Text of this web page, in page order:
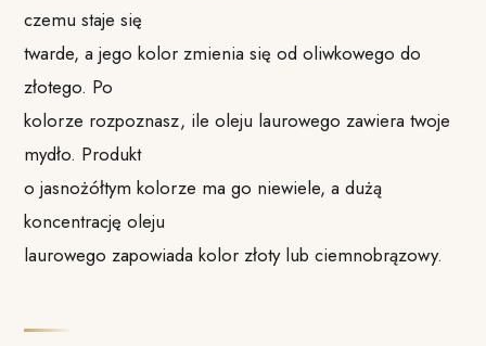
czemu staje się
twarde, a jego kolor zmienia się od oliwkowego do
złotego. Po
kolorze rozpoznasz, ile oleju laurowego zawiera twoje
mydło. Produkt
o jasnożółtym kolorze ma go niewiele, a dużą
koncentrację oleju
laurowego zapowiada kolor złoty lub ciemnobrązowy.